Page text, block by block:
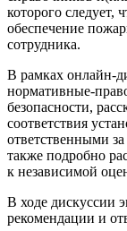
которого следует,
обеспечение
сотрудника.
В рамках онлайн-
нормативные-
безопасности,
соответствия
ответственными
также подробно
к независимой
В ходе дискуссии
рекомендации и